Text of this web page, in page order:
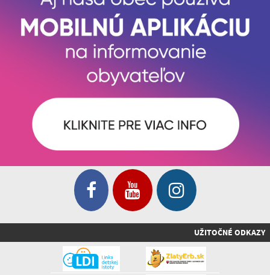
UŽITOČNÉ ODKAZY